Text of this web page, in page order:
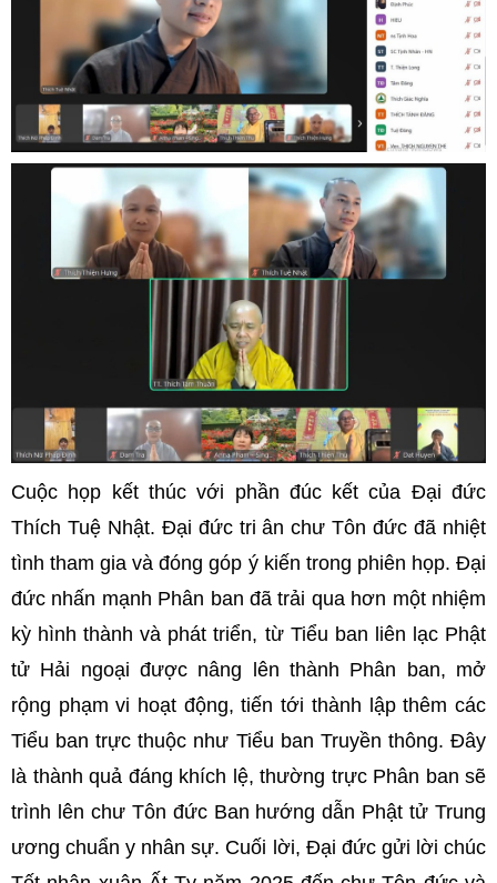
Cuộc họp kết thúc với phần đúc kết của Đại đức
Thích Tuệ Nhật. Đại đức tri ân chư Tôn đức đã nhiệt
tình tham gia và đóng góp ý kiến trong phiên họp. Đại
đức nhấn mạnh Phân ban đã trải qua hơn một nhiệm
kỳ hình thành và phát triển, từ Tiểu ban liên lạc Phật
tử Hải ngoại được nâng lên thành Phân ban, mở
rộng phạm vi hoạt động, tiến tới thành lập thêm các
Tiểu ban trực thuộc như Tiểu ban Truyền thông. Đây
là thành quả đáng khích lệ, thường trực Phân ban sẽ
trình lên chư Tôn đức Ban hướng dẫn Phật tử Trung
ương chuẩn y nhân sự. Cuối lời, Đại đức gửi lời chúc